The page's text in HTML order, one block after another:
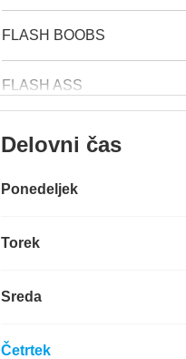
FLASH BOOBS
FLASH ASS
Delovni čas
Ponedeljek
Torek
Sreda
Četrtek